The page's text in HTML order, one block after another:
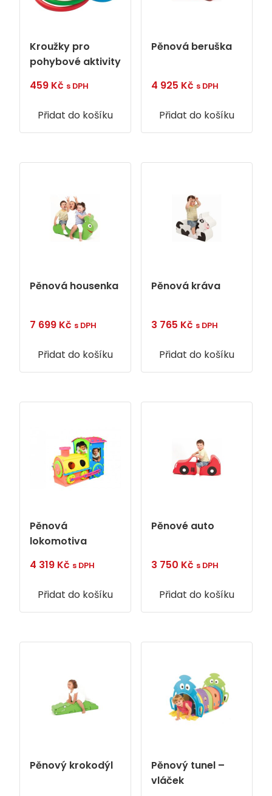
Kroužky pro
pohybové aktivity
459 Kč s DPH
Přidat do košíku
Pěnová beruška
4 925 Kč s DPH
Přidat do košíku
Pěnová housenka
7 699 Kč s DPH
Přidat do košíku
Pěnová kráva
3 765 Kč s DPH
Přidat do košíku
Pěnová
lokomotiva
4 319 Kč s DPH
Přidat do košíku
Pěnové auto
3 750 Kč s DPH
Přidat do košíku
Pěnový krokodýl
Pěnový tunel –
vláček